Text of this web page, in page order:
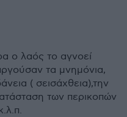
ο λαός το αγνοεί
τα μνημόνια,
( σεισάχθεια),την
των περικοπών